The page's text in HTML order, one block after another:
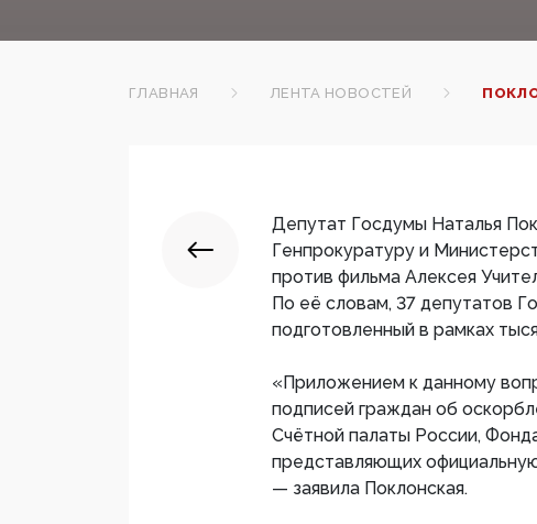
ГЛАВНАЯ ЛЕНТА НОВОСТЕЙ
Депутат Госдумы Наталья
Генпрокуратуру и
против фильма Алексея
По её словам, 37 депутатов
подготовленный в рамках
«Приложением к данному
подписей граждан об
Счётной палаты России,
представляющих
— заявила Поклонская.